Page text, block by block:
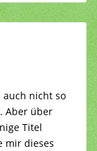
auch nicht so
Aber über
Titel
mir dieses